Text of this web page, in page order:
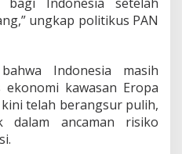
ungkap politikus PAN
Indonesia masih
kawasan Eropa
telah berangsur pulih,
dalam ancaman risiko